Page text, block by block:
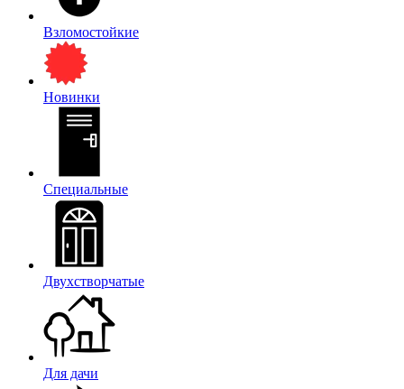
Взломостойкие
Новинки
Специальные
Двухстворчатые
Для дачи